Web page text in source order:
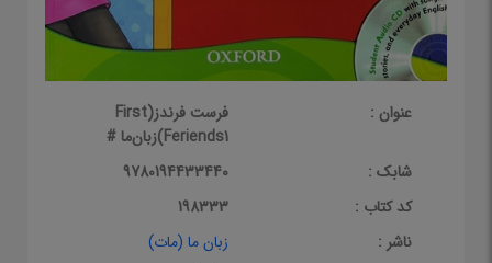
عنوان :
فرست فرندز(First
Feriends1)زبان‌ما #
شابک :
9780194433440
کد کتاب :
198333
ناشر :
زبان ما (مات)